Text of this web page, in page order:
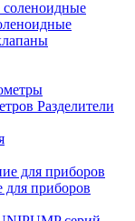
Разделители
для приборов